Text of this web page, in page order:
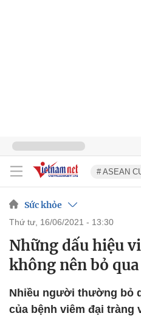
# ASEAN
Sức khỏe
thứ tư, 16/06/2021 - 13:30
Những dấu hiệu
không nên bỏ qua
Nhiều người thường bỏ
của bệnh viêm đại tràng